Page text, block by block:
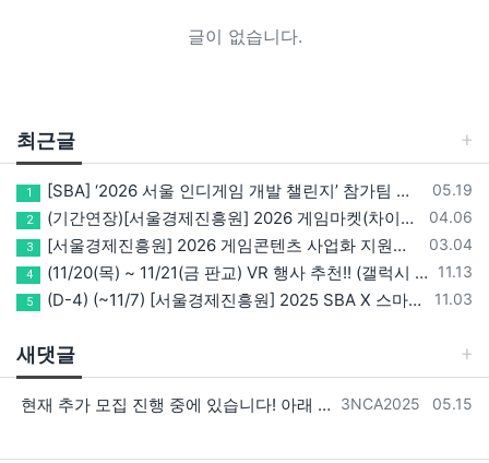
글이 없습니다.
최근글
등록일
05.19
1 [SBA] ‘2026 서울 인디게임 개발 챌린지’ 참가팀 모집
등록일
04.06
2 (기간연장)[서울경제진흥원] 2026 게임마켓(차이나조이, BIC, 지스타) 서울관 참가기업 모집!(~5/8 15:00)
등록일
03.04
3 [서울경제진흥원] 2026 게임콘텐츠 사업화 지원사업 참가기업 모집(~3/26까지)
등록일
11.13
4 (11/20(목) ~ 11/21(금 판교) VR 행사 추천!! (갤럭시 XR/ 애플 비전프로 등 기기 체험, 메타퀘스트 경품)
등록일
11.03
5 (D-4) (~11/7) [서울경제진흥원] 2025 SBA X 스마일게이트, ‘게임랩 with STOVE INDIE’ 참가기업 모집
새댓글
등록자
3NCA2025 등록일
05.15
현재 추가 모집 진행 중에 있습니다! 아래 링크로 확인 부탁드리겠습니다~! https://next-verse.com/community/1…